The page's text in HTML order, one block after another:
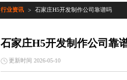
行业资讯 > 石家庄H5开发制作公司靠谱吗
石家庄H5开发制作公司靠
更新时间 2026-05-10